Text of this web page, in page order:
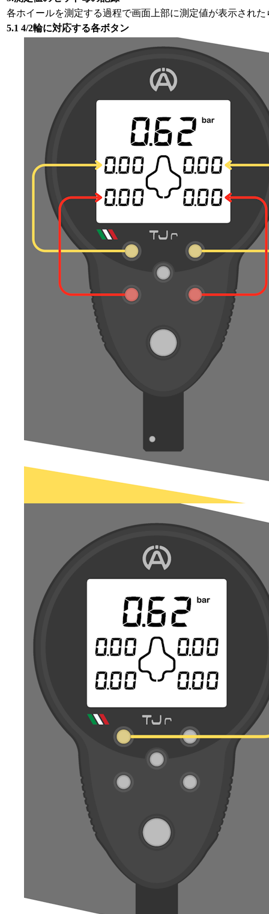
各ホイールを測定する過程で画面上部に測定値が表示され
5.1 4/2輪に対応する各ボタン